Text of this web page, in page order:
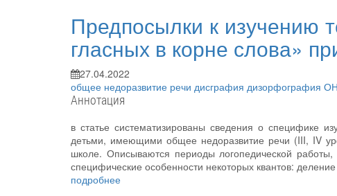
Предпосылки к изучению
гласных в корне слова»
27.04.2022
общее недоразвитие речи дисграфия дизорфография
Аннотация
в статье систематизированы сведения о специфике
детьми, имеющими общее недоразвитие речи (III, IV
школе. Описываются периоды логопедической работы,
специфические особенности некоторых квантов:
подробнее